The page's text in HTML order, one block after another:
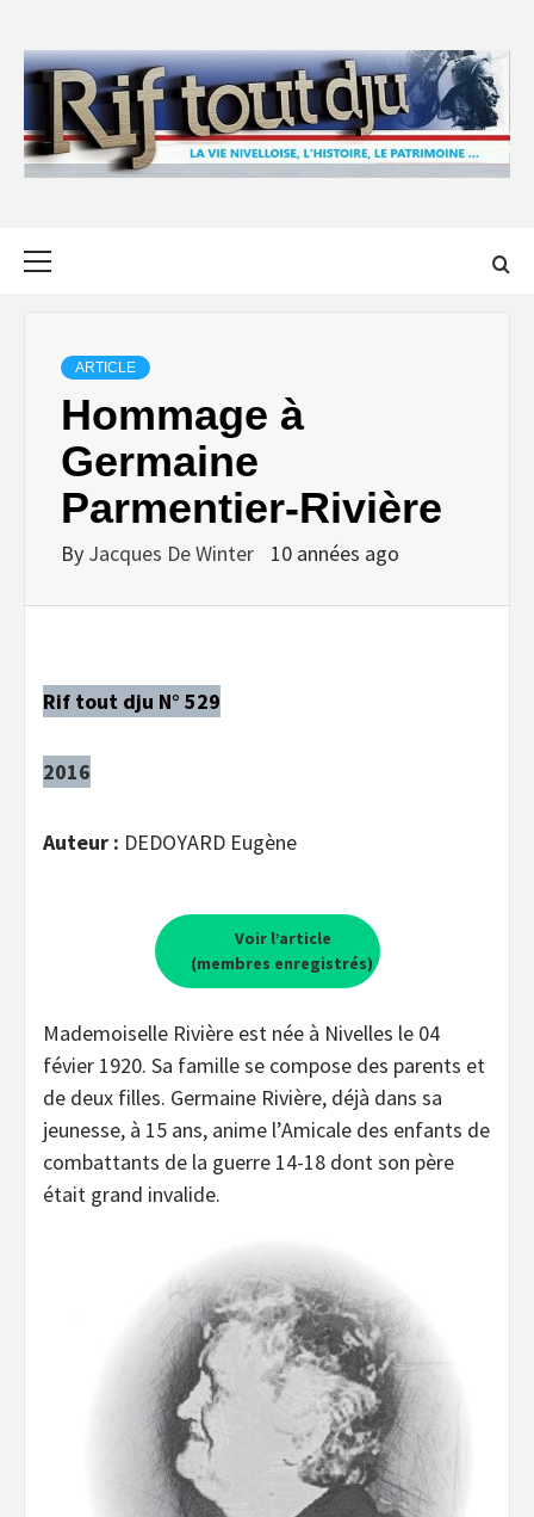
content
ARTICLE
Hommage à
Germaine
Parmentier-Rivière
By Jacques De Winter 10 années ago
Rif tout dju N° 529
2016
Auteur : DEDOYARD Eugène
Voir l’article
(membres enregistrés)
Mademoiselle Rivière est née à Nivelles le 04
févier 1920. Sa famille se compose des parents et
de deux filles. Germaine Rivière, déjà dans sa
jeunesse, à 15 ans, anime l’Amicale des enfants de
combattants de la guerre 14-18 dont son père
était grand invalide.